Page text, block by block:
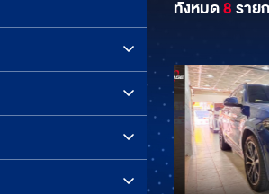
ทั้งหมด8ราย